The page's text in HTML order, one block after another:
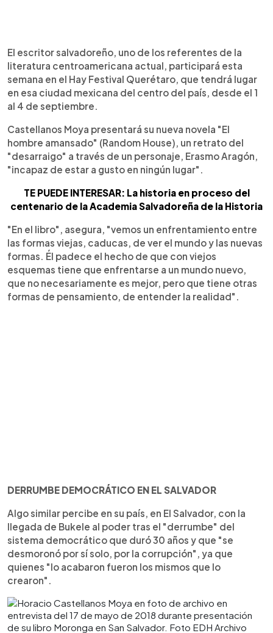
El escritor salvadoreño, uno de los referentes de la
literatura centroamericana actual, participará esta
semana en el Hay Festival Querétaro, que tendrá lugar
en esa ciudad mexicana del centro del país, desde el 1
al 4 de septiembre.
Castellanos Moya presentará su nueva novela "El
hombre amansado" (Random House), un retrato del
"desarraigo" a través de un personaje, Erasmo Aragón,
"incapaz de estar a gusto en ningún lugar".
TE PUEDE INTERESAR: La historia en proceso del
centenario de la Academia Salvadoreña de la Historia
"En el libro", asegura, "vemos un enfrentamiento entre
las formas viejas, caducas, de ver el mundo y las nuevas
formas. Él padece el hecho de que con viejos
esquemas tiene que enfrentarse a un mundo nuevo,
que no necesariamente es mejor, pero que tiene otras
formas de pensamiento, de entender la realidad".
DERRUMBE DEMOCRÁTICO EN EL SALVADOR
Algo similar percibe en su país, en El Salvador, con la
llegada de Bukele al poder tras el "derrumbe" del
sistema democrático que duró 30 años y que "se
desmoronó por sí solo, por la corrupción", ya que
quienes "lo acabaron fueron los mismos que lo
crearon".